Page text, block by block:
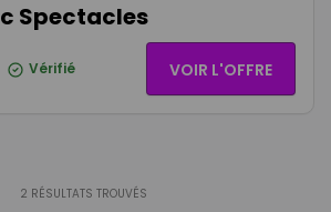
Spectacles
Vérifié VOIR L'OFFRE
2 RÉSULTATS TROUVÉS